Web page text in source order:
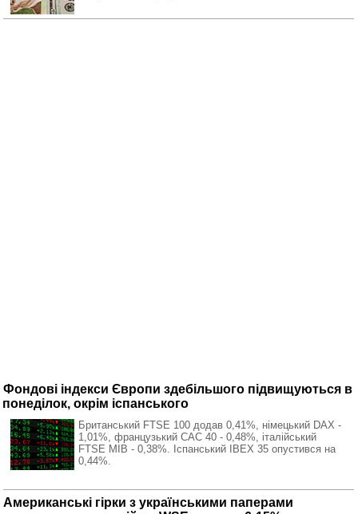
Фондові індекси Європи здебільшого підвищуються в
понеділок, окрім іспанського
Британський FTSE 100 додав 0,41%, німецький DAX -
1,01%, французький CAC 40 - 0,48%, італійський
FTSE MIB - 0,38%. Іспанський IBEX 35 опустився на
0,44%.
Американські гірки з українськими паперами